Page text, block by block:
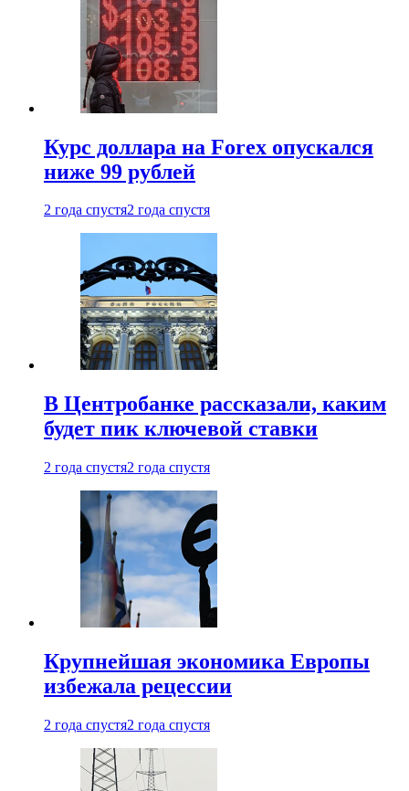
Курс доллара на Forex опускался
ниже 99 рублей
2 года спустя2 года спустя
В Центробанке рассказали, каким
будет пик ключевой ставки
2 года спустя2 года спустя
Крупнейшая экономика Европы
избежала рецессии
2 года спустя2 года спустя